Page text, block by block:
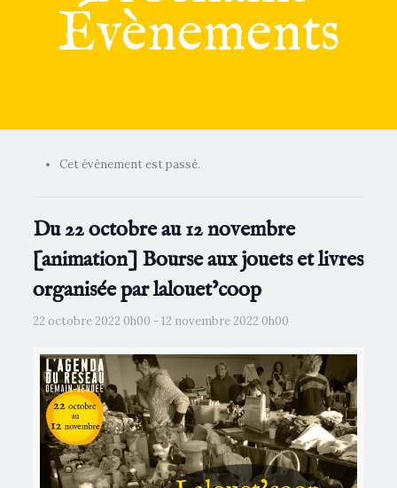
Évènements
Cet évènement est passé.
Du 22 octobre au 12 novembre
[animation] Bourse aux jouets et livres
organisée par lalouet’coop
22 octobre 2022 0h00 -12 novembre 2022 0h00